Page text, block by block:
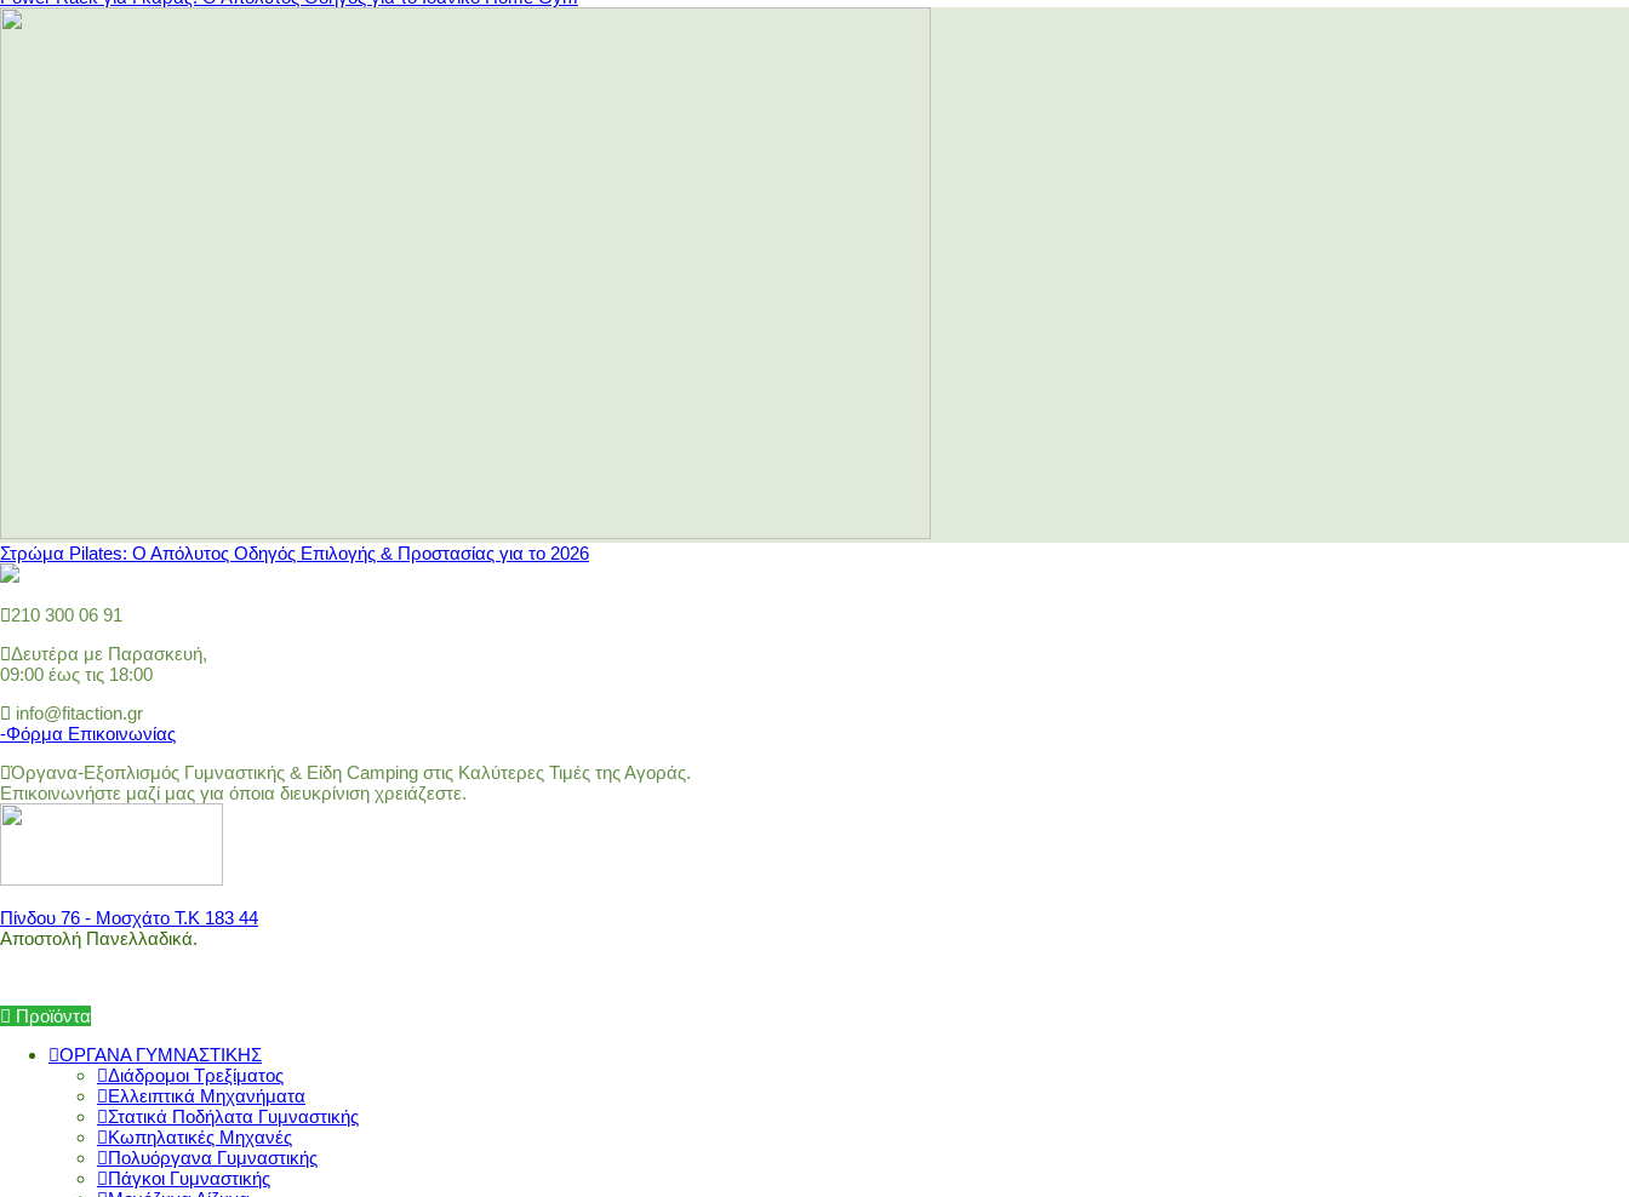
Στρώμα Pilates: Ο Απόλυτος Οδηγός Επιλογής & Προστασίας για το 2026
210 300 06 91
Δευτέρα με Παρασκευή,
09:00 έως τις 18:00
info@fitaction.gr
-Φόρμα Επικοινωνίας
Όργανα-Εξοπλισμός Γυμναστικής & Είδη Camping στις Καλύτερες Τιμές της Αγοράς.
Επικοινωνήστε μαζί μας για όποια διευκρίνιση χρειάζεστε.
Πίνδου 76 - Μοσχάτο Τ.Κ 183 44
Αποστολή Πανελλαδικά.
Προϊόντα
ΟΡΓΑΝΑ ΓΥΜΝΑΣΤΙΚΗΣ
Διάδρομοι Τρεξίματος
Ελλειπτικά Μηχανήματα
Στατικά Ποδήλατα Γυμναστικής
Κωπηλατικές Μηχανές
Πολυόργανα Γυμναστικής
Πάγκοι Γυμναστικής